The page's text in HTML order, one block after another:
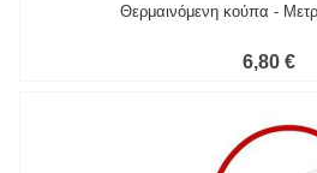
Θερμαινόμενη κούπα -
6,80 €